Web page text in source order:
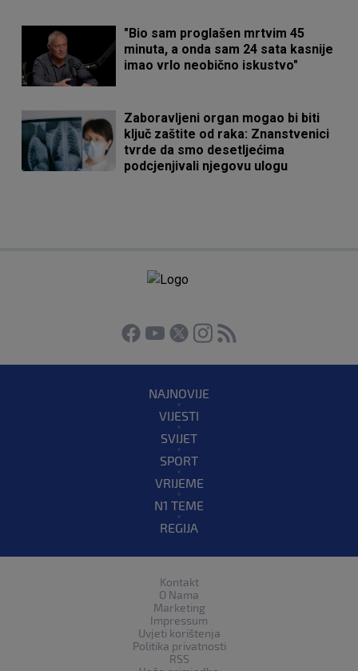
"Bio sam proglašen mrtvim 45
minuta, a onda sam 24 sata kasnije
imao vrlo neobično iskustvo"
Zaboravljeni organ mogao bi biti
ključ zaštite od raka: Znanstvenici
tvrde da smo desetljećima
podcjenjivali njegovu ulogu
NAJNOVIJE
VIJESTI
SVIJET
SPORT
VRIJEME
N1 TEME
REGIJA
Kontakt
O Nama
Marketing
Impressum
Uvjeti korištenja
Politika privatnosti
RSS